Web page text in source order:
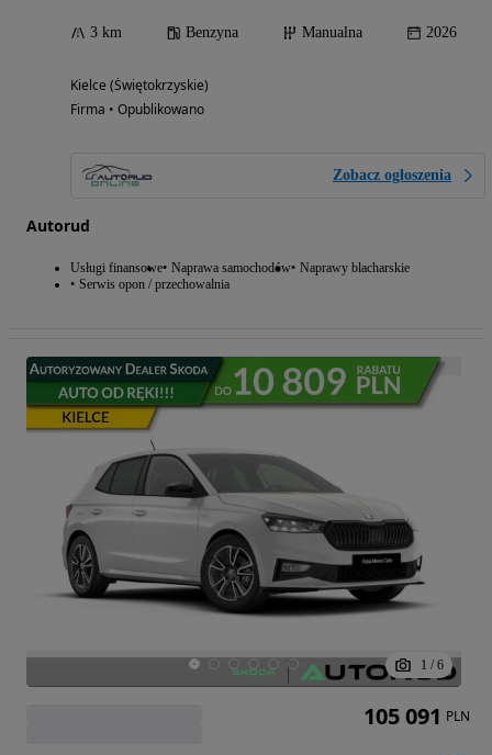
3 km Benzyna Manualna 2026
Kielce (Świętokrzyskie)
Firma • Opublikowano
Zobacz ogłoszenia
Autorud
Usługi finansowe Naprawa samochodów Naprawy blacharskie
Serwis opon / przechowalnia
1 / 6
105 091 PLN